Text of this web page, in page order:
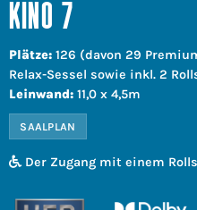
KINO 7
Plätze: 126 (davon 29
Relax-Sessel sowie inkl. 2
Leinwand: 11,0 x 4,5m
SAALPLAN
Der Zugang mit einem